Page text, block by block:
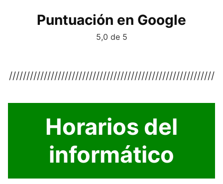
Puntuación en Google
5,0 de 5
///////////////////////////////////////////////////////////
Horarios del
informático